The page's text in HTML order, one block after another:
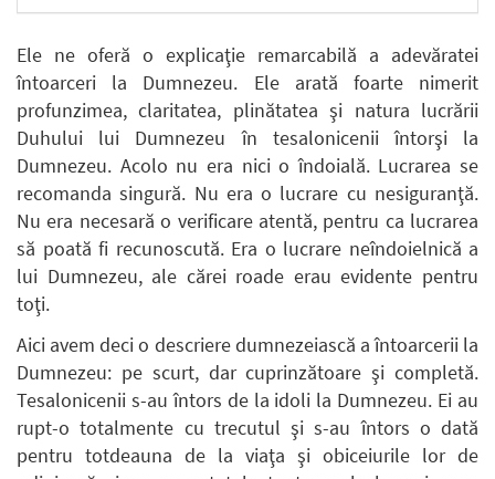
Ele ne oferă o explicaţie remarcabilă a adevăratei
întoarceri la Dumnezeu. Ele arată foarte nimerit
profunzimea, claritatea, plinătatea şi natura lucrării
Duhului lui Dumnezeu în tesalonicenii întorşi la
Dumnezeu. Acolo nu era nici o îndoială. Lucrarea se
recomanda singură. Nu era o lucrare cu nesiguranţă.
Nu era necesară o verificare atentă, pentru ca lucrarea
să poată fi recunoscută. Era o lucrare neîndoielnică a
lui Dumnezeu, ale cărei roade erau evidente pentru
toţi.
Aici avem deci o descriere dumnezeiască a întoarcerii la
Dumnezeu: pe scurt, dar cuprinzătoare şi completă.
Tesalonicenii s-au întors de la idoli la Dumnezeu. Ei au
rupt-o totalmente cu trecutul şi s-au întors o dată
pentru totdeauna de la viaţa şi obiceiurile lor de